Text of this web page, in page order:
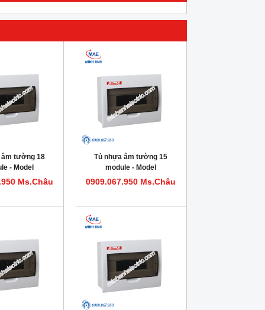
âm tường 18
- Model
Ms.Châu
Tủ nhựa âm tường 15
module - Model
HDPZ50PR15IP30F
0909.067.950 Ms.Châu